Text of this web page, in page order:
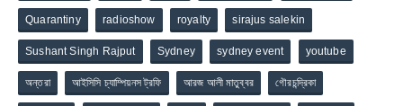
Quarantiny radioshow royalty sirajus salekin
Sushant Singh Rajput Sydney sydney event youtube
অন্তরা আইসিসি চ্যাম্পিয়নস ট্রফি আরজ আলী মাতুব্বর গৌরচন্দ্রিকা